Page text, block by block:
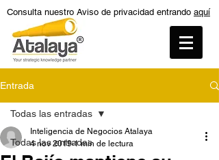
Consulta nuestro Aviso de privacidad entrando aquí
Entrada
Todas las entradas
Todas las entradas
Inteligencia de Negocios Atalaya
4 nov 2019 1 min de lectura